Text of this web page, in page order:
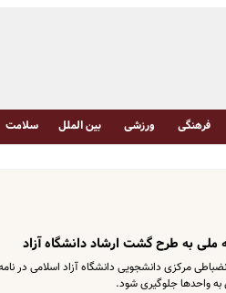
فرهنگی ورزشی بین الملل سلامت
ملی به طرح گشت ارشاد دانشگاه آزاد
مرکزی دانشجویی دانشگاه آزاد اسلامی در
به واحد‌ها جلوگیری شود.